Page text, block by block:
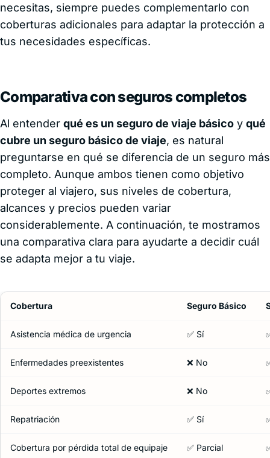
necesitas, siempre puedes complementarlo con
coberturas adicionales para adaptar la protección a
tus necesidades específicas.
Comparativa con seguros completos
Al entender qué es un seguro de viaje básico y qué
cubre un seguro básico de viaje, es natural
preguntarse en qué se diferencia de un seguro más
completo. Aunque ambos tienen como objetivo
proteger al viajero, sus niveles de cobertura,
alcances y precios pueden variar
considerablemente. A continuación, te mostramos
una comparativa clara para ayudarte a decidir cuál
se adapta mejor a tu viaje.
Cobertura Seguro Básico
Asistencia médica de urgencia ✅ Sí
Enfermedades preexistentes ❌ No
Deportes extremos ❌ No
Repatriación ✅ Sí
Cobertura por pérdida total de equipaje ✅ Parcial